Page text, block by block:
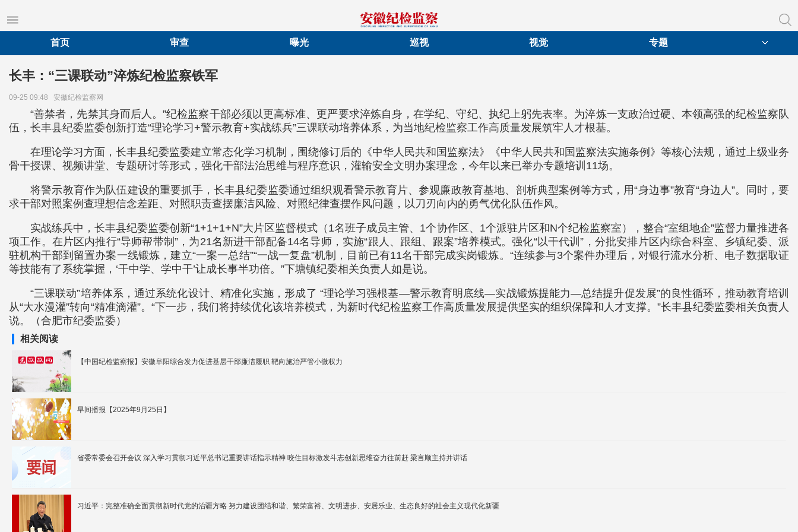
首页
审查 曝光 巡视 视觉 专题
长丰：“三课联动”淬炼纪检监察铁军
09-25 09:48 安徽纪检监察网
“善禁者，先禁其身而后人。”纪检监察干部必须以更高标准、更严要求淬炼自身，在学纪、守纪、执纪上躬先表率。为淬炼一支政治过硬、本领高强的纪检监察队
伍，长丰县纪委监委创新打造“理论学习+警示教育+实战练兵”三课联动培养体系，为当地纪检监察工作高质量发展筑牢人才根基。
在理论学习方面，长丰县纪委监委建立常态化学习机制，围绕修订后的《中华人民共和国监察法》《中华人民共和国监察法实施条例》等核心法规，通过上级业务
骨干授课、视频讲堂、专题研讨等形式，强化干部法治思维与程序意识，灌输安全文明办案理念，今年以来已举办专题培训11场。
将警示教育作为队伍建设的重要抓手，长丰县纪委监委通过组织观看警示教育片、参观廉政教育基地、剖析典型案例等方式，用“身边事”教育“身边人”。同时，要
求干部对照案例查理想信念差距、对照职责查摆廉洁风险、对照纪律查摆作风问题，以刀刃向内的勇气优化队伍作风。
实战练兵中，长丰县纪委监委创新“1+1+1+N”大片区监督模式（1名班子成员主管、1个协作区、1个派驻片区和N个纪检监察室），整合“室组地企”监督力量推进各
项工作。在片区内推行“导师帮带制”，为21名新进干部配备14名导师，实施“跟人、跟组、跟案”培养模式。强化“以干代训”，分批安排片区内综合科室、乡镇纪委、派
驻机构干部到留置办案一线锻炼，建立“一案一总结”“一战一复盘”机制，目前已有11名干部完成实岗锻炼。“连续参与3个案件办理后，对银行流水分析、电子数据取证
等技能有了系统掌握，‘干中学、学中干’让成长事半功倍。”下塘镇纪委相关负责人如是说。
“三课联动”培养体系，通过系统化设计、精准化实施，形成了 “理论学习强根基—警示教育明底线—实战锻炼提能力—总结提升促发展”的良性循环，推动教育培训
从“大水漫灌”转向“精准滴灌”。“下一步，我们将持续优化该培养模式，为新时代纪检监察工作高质量发展提供坚实的组织保障和人才支撑。”长丰县纪委监委相关负责人
说。（合肥市纪委监委）
相关阅读
【中国纪检监察报】安徽阜阳综合发力促进基层干部廉洁履职 靶向施治严管小微权力
早间播报【2025年9月25日】
省委常委会召开会议 深入学习贯彻习近平总书记重要讲话指示精神 咬住目标激发斗志创新思维奋力往前赶 梁言顺主持并讲话
习近平：完整准确全面贯彻新时代党的治疆方略 努力建设团结和谐、繁荣富裕、文明进步、安居乐业、生态良好的社会主义现代化新疆